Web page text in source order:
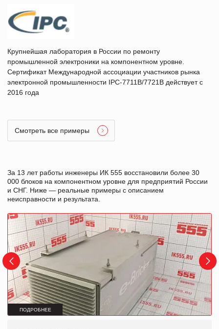
Крупнейшая лаборатория в России по ремонту
промышленной электроники на компонентном уровне.
Сертификат Международной ассоциации участников рынка
электронной промышленности IPC-7711B/7721B действует с
2016 года
Смотреть все примеры
За 13 лет работы инженеры ИК 555 восстановили более 30
000 блоков на компонентном уровне для предприятий России
и СНГ. Ниже — реальные примеры с описанием
неисправности и результата.
ПОДРОБНЕЕ